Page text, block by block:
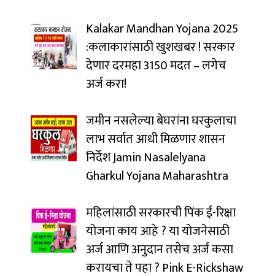
Kalakar Mandhan Yojana 2025
:कलाकारांसाठी खुशखबर ! सरकार
देणार दरमहा ₹3150 मदत – लगेच
अर्ज करा!
जमीन नसलेल्या बेघरांना घरकुलाचा
लाभ सर्वात आधी मिळणार शासन
निर्देश Jamin Nasalelyana
Gharkul Yojana Maharashtra
महिलांसाठी सरकारची पिंक ई-रिक्षा
योजना काय आहे ? या योजनेसाठी
अर्ज आणि अनुदान तसेच अर्ज कसा
करायचा ते पहा ? Pink E-Rickshaw